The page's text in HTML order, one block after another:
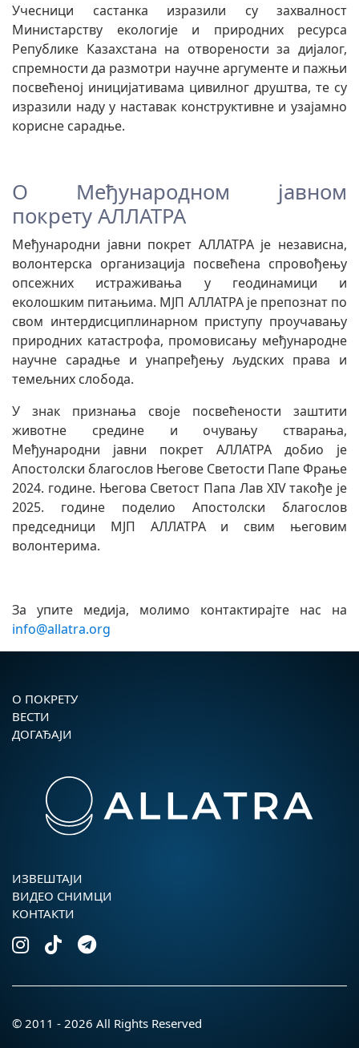
Учесници састанка изразили су захвалност
Министарству екологије и природних ресурса
Републике Казахстана на отворености за дијалог,
спремности да размотри научне аргументе и пажњи
посвећеној иницијативама цивилног друштва, те су
изразили наду у наставак конструктивне и узајамно
корисне сарадње.
О Међународном јавном
покрету АЛЛАТРА
Међународни јавни покрет АЛЛАТРА је независна,
волонтерска организација посвећена спровођењу
опсежних истраживања у геодинамици и
еколошким питањима. МЈП АЛЛАТРА је препознат по
свом интердисциплинарном приступу проучавању
природних катастрофа, промовисању међународне
научне сарадње и унапређењу људских права и
темељних слобода.
У знак признања своје посвећености заштити
животне средине и очувању стварања,
Међународни јавни покрет АЛЛАТРА добио је
Апостолски благослов Његове Светости Папе Фрање
2024. године. Његова Светост Папа Лав XIV такође је
2025. године поделио Апостолски благослов
председници МЈП АЛЛАТРА и свим његовим
волонтерима.
За упите медија, молимо контактирајте нас на
info@allatra.org
О ПОКРЕТУ
ВЕСТИ
ДОГАЂАЈИ
ИЗВЕШТАЈИ
ВИДЕО СНИМЦИ
КОНТАКТИ
© 2011 - 2026 All Rights Reserved